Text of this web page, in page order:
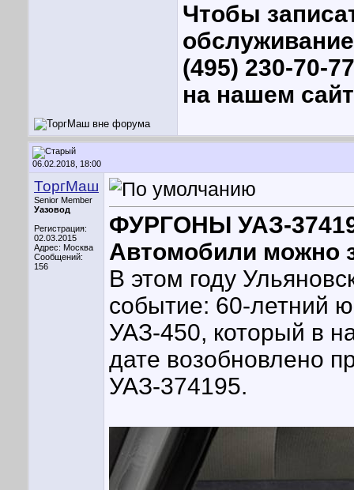
Чтобы
(495) 230-70-
на нашем
06.02.2018, 18:00
ТоргМаш
Senior Member
Уазовод
Регистрация:
02.03.2015
Адрес: Москва
Сообщений:
156
ФУРГОНЫ УАЗ-
Автомобили можно
В этом году
событие: 60-летний
УАЗ-450, который в
дате возобновлено
УАЗ-374195.